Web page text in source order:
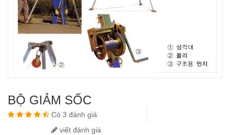
BỘ GIẢM SỐC
Có 3 đánh giá
viết đánh giá